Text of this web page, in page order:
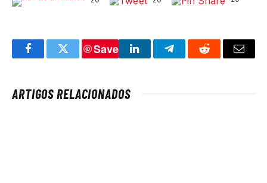
FacebookTwitter
Save
LinkedInTelegramReddit Email
ARTIGOS RELACIONADOS